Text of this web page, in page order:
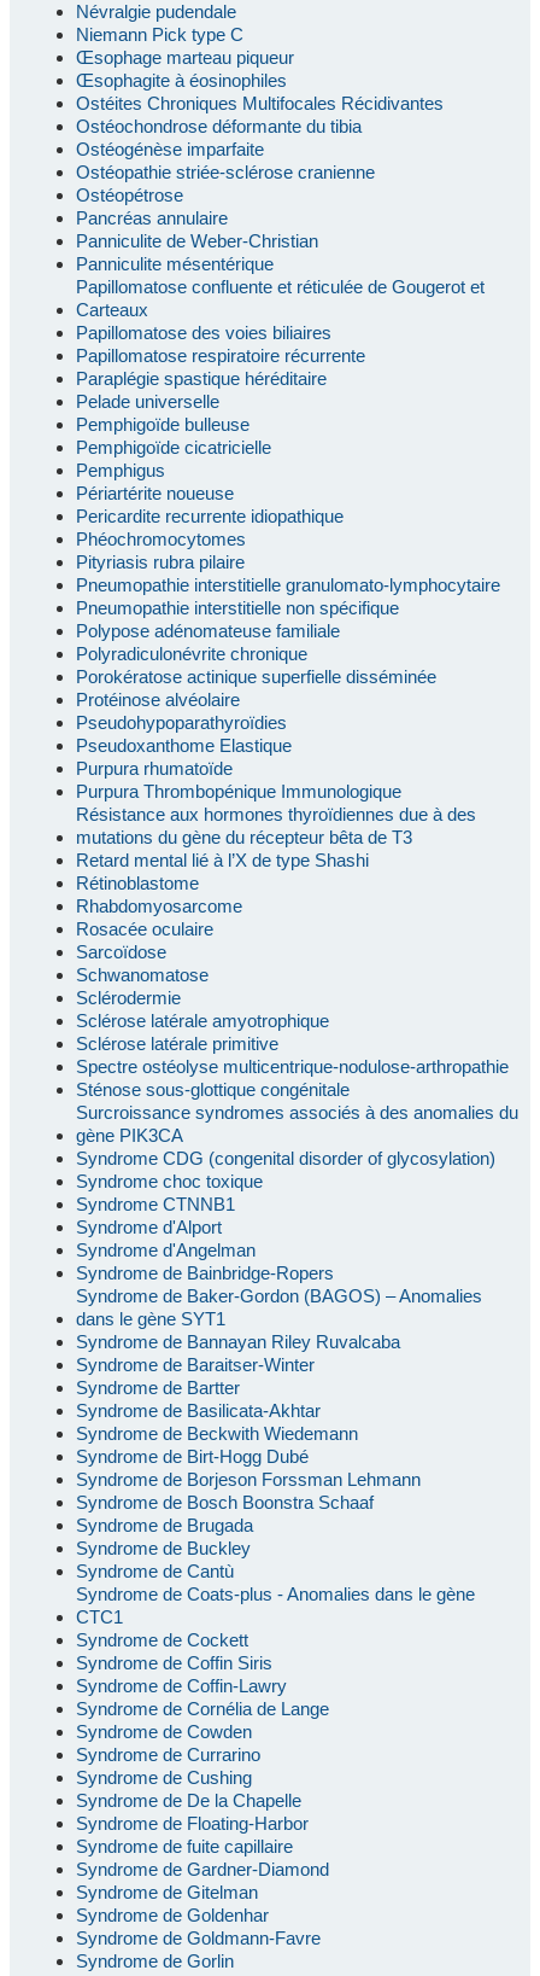
Névralgie pudendale
Niemann Pick type C
Œsophage marteau piqueur
Œsophagite à éosinophiles
Ostéites Chroniques Multifocales Récidivantes
Ostéochondrose déformante du tibia
Ostéogénèse imparfaite
Ostéopathie striée-sclérose cranienne
Ostéopétrose
Pancréas annulaire
Panniculite de Weber-Christian
Panniculite mésentérique
Papillomatose confluente et réticulée de Gougerot et
Carteaux
Papillomatose des voies biliaires
Papillomatose respiratoire récurrente
Paraplégie spastique héréditaire
Pelade universelle
Pemphigoïde bulleuse
Pemphigoïde cicatricielle
Pemphigus
Périartérite noueuse
Pericardite recurrente idiopathique
Phéochromocytomes
Pityriasis rubra pilaire
Pneumopathie interstitielle granulomato-lymphocytaire
Pneumopathie interstitielle non spécifique
Polypose adénomateuse familiale
Polyradiculonévrite chronique
Porokératose actinique superfielle disséminée
Protéinose alvéolaire
Pseudohypoparathyroïdies
Pseudoxanthome Elastique
Purpura rhumatoïde
Purpura Thrombopénique Immunologique
Résistance aux hormones thyroïdiennes due à des
mutations du gène du récepteur bêta de T3
Retard mental lié à l’X de type Shashi
Rétinoblastome
Rhabdomyosarcome
Rosacée oculaire
Sarcoïdose
Schwanomatose
Sclérodermie
Sclérose latérale amyotrophique
Sclérose latérale primitive
Spectre ostéolyse multicentrique-nodulose-arthropathie
Sténose sous-glottique congénitale
Surcroissance syndromes associés à des anomalies du
gène PIK3CA
Syndrome CDG (congenital disorder of glycosylation)
Syndrome choc toxique
Syndrome CTNNB1
Syndrome d'Alport
Syndrome d'Angelman
Syndrome de Bainbridge-Ropers
Syndrome de Baker-Gordon (BAGOS) – Anomalies
dans le gène SYT1
Syndrome de Bannayan Riley Ruvalcaba
Syndrome de Baraitser-Winter
Syndrome de Bartter
Syndrome de Basilicata-Akhtar
Syndrome de Beckwith Wiedemann
Syndrome de Birt-Hogg Dubé
Syndrome de Borjeson Forssman Lehmann
Syndrome de Bosch Boonstra Schaaf
Syndrome de Brugada
Syndrome de Buckley
Syndrome de Cantù
Syndrome de Coats-plus - Anomalies dans le gène
CTC1
Syndrome de Cockett
Syndrome de Coffin Siris
Syndrome de Coffin-Lawry
Syndrome de Cornélia de Lange
Syndrome de Cowden
Syndrome de Currarino
Syndrome de Cushing
Syndrome de De la Chapelle
Syndrome de Floating-Harbor
Syndrome de fuite capillaire
Syndrome de Gardner-Diamond
Syndrome de Gitelman
Syndrome de Goldenhar
Syndrome de Goldmann-Favre
Syndrome de Gorlin